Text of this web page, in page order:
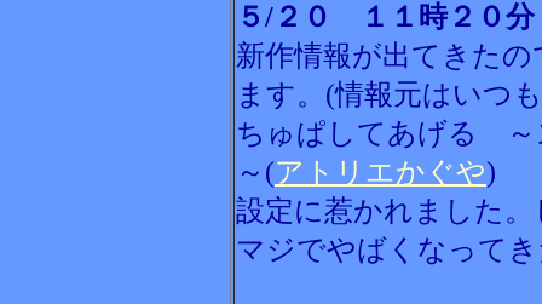
５/２０ １１時２０分
新作情報が出てきた
ます。(情報元はいつ
ちゅぱしてあげる ～
～(アトリエかぐや)
設定に惹かれました
マジでやばくなって